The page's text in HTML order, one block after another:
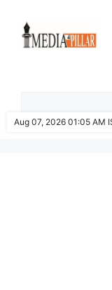
content
Aug 07, 2026 01:05 AM